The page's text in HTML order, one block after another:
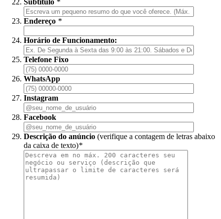
Endereço *
Horário de Funcionamento:
Telefone Fixo
WhatsApp
Instagram
Facebook
Descrição do anúncio (verifique a contagem de letras abaixo
da caixa de texto)*